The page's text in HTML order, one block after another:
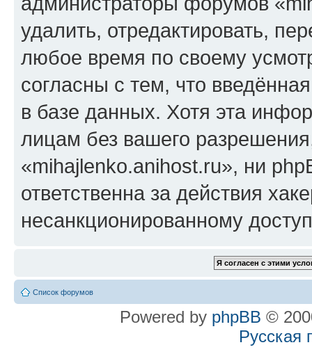
удалить, отредактировать,
любое время по своему
согласны с тем, что
в базе данных. Хотя эта
лицам без вашего
«mihajlenko.anihost.ru», ни
ответственна за действия
несанкционированному
Список форумов
Powered by phpBB ©
Русская